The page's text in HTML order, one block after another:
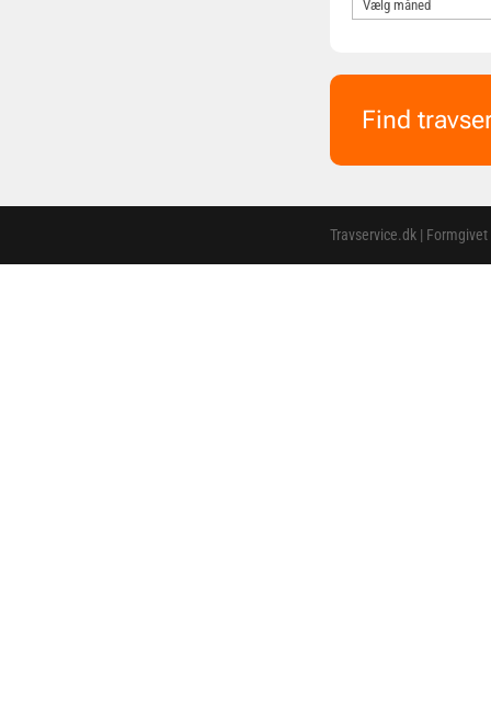
Find
Travservice.dk |